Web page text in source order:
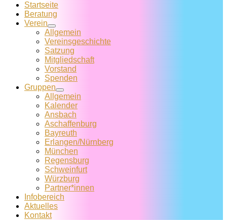
Startseite
Beratung
Verein
Allgemein
Vereins­geschichte
Satzung
Mitglied­schaft
Vorstand
Spenden
Gruppen
Allgemein
Kalender
Ansbach
Aschaffenburg
Bayreuth
Erlangen/Nürnberg
München
Regensburg
Schweinfurt
Würzburg
Partner*innen
Infobereich
Aktuelles
Kontakt